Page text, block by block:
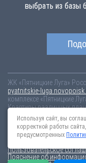
выбрать из
ЖК «Пятницкие Луга»
pyatnitskie-
комплексе «Пятницкие
Квартиры различных
Новостройки Санкт-
Информация на сайте
Пользовательское
Пояснение об
Используя сайт, вы
корректной работы
предусмотренных